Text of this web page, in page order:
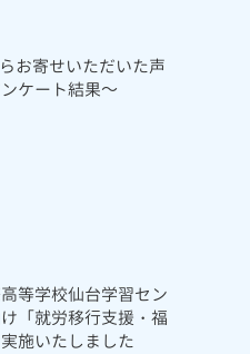
お寄せいただいた声
ケート結果～
等学校仙台学習セン
「就労移行支援・福
施いたしました